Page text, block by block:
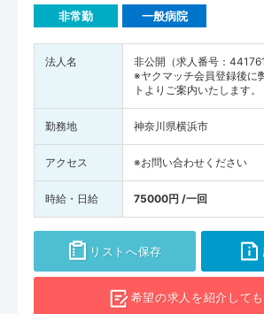
非常勤 一般病院
法人名
非公開（求人番号：441761
※ヤクマッチ会員登録後に
トよりご案内いたします。
勤務地 神奈川県横浜市
アクセス ※お問い合わせください
時給・日給 75000円 /一回
リストへ保存
希望の求人を紹介して